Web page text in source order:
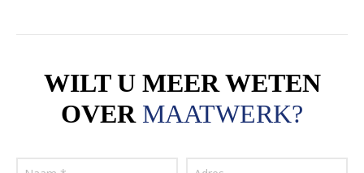
WILT U MEER WETEN
OVER MAATWERK?